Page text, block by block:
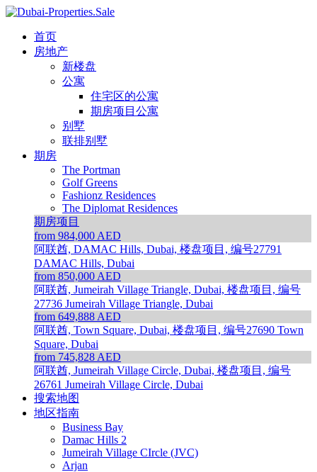
首页
房地产
新楼盘
公寓
住宅区的公寓
期房项目公寓
别墅
联排别墅
期房
The Portman
Golf Greens
Fashionz Residences
The Diplomat Residences
期房项目
from 984,000 AED
阿联酋, DAMAC Hills, Dubai, 楼盘项目, 编号27791
DAMAC Hills, Dubai
from 850,000 AED
阿联酋, Jumeirah Village Triangle, Dubai, 楼盘项目, 编号
27736 Jumeirah Village Triangle, Dubai
from 649,888 AED
阿联酋, Town Square, Dubai, 楼盘项目, 编号27690 Town
Square, Dubai
from 745,828 AED
阿联酋, Jumeirah Village Circle, Dubai, 楼盘项目, 编号
26761 Jumeirah Village Circle, Dubai
搜索地图
地区指南
Business Bay
Damac Hills 2
Jumeirah Village CIrcle (JVC)
Arjan